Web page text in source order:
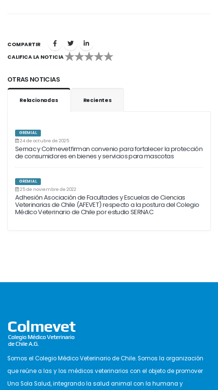
COMPARTIR
CALIFICA LA NOTICIA
1 2 3 4 5
OTRAS NOTICIAS
Relacionadas Recientes
GREMIAL
24 de octubre de 2025
Sernac y Colmevet firman convenio para fortalecer la protección
de consumidores en bienes y servicios para mascotas
GREMIAL
25 de noviembre de 2022
Adhesión Asociación de Facultades y Escuelas de Ciencias
Veterinarias de Chile (AFEVET) respecto a la postura del Colegio
Médico Veterinario de Chile por estudio SERNAC
Somos el Colegio Médico Veterinario de Chile. Somos la organización
que reúne a las y los médicos veterinarios con el objeto de promover
Una Sola Salud, integrando la salud animal con la humana y